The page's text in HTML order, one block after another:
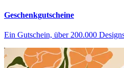
Geschenkgutscheine
Ein Gutschein, über 200.000